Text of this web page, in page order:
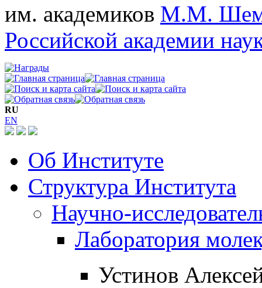
им. академиков М.М.
Российской академии
RU
EN
Об Институте
Структура Института
Научно-
Лаборатория
Устинов